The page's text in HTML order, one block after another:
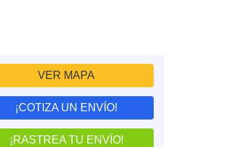
VER MAPA
¡COTIZA UN ENVÍO!
¡RASTREA TU ENVÍO!